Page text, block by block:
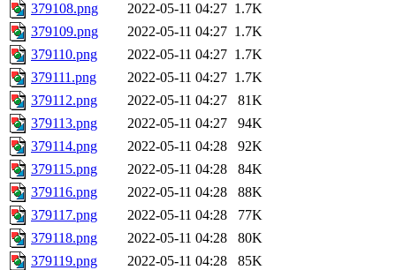
379108.png
2022-05-11 04:27 1.7K
379109.png
2022-05-11 04:27 1.7K
379110.png
2022-05-11 04:27 1.7K
379111.png
2022-05-11 04:27 1.7K
379112.png
2022-05-11 04:27
81K
379113.png
2022-05-11 04:27
94K
379114.png
2022-05-11 04:28
92K
379115.png
2022-05-11 04:28
84K
379116.png
2022-05-11 04:28
88K
379117.png
2022-05-11 04:28
77K
379118.png
2022-05-11 04:28
80K
379119.png
2022-05-11 04:28
85K